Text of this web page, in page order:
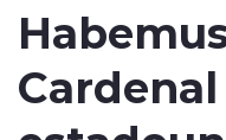
Cardenal